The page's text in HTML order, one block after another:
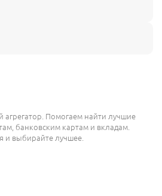
Помогаем найти лучшие
банковским картам и вкладам.
и выбирайте лучшее.